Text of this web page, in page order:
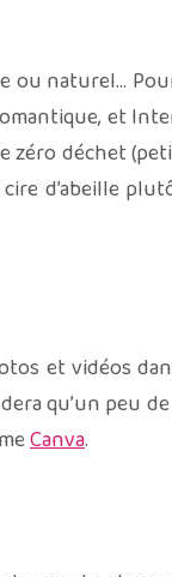
ou naturel…
et
déchet
d’abeille
et vidéos
qu’un peu
Canva.